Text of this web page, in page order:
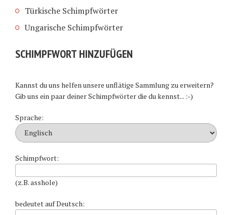
Türkische Schimpfwörter
Ungarische Schimpfwörter
SCHIMPFWORT HINZUFÜGEN
Kannst du uns helfen unsere unflätige Sammlung zu erweitern?
Gib uns ein paar deiner Schimpfwörter die du kennst... :-)
Sprache:
Schimpfwort:
(z.B. asshole)
bedeutet auf Deutsch: